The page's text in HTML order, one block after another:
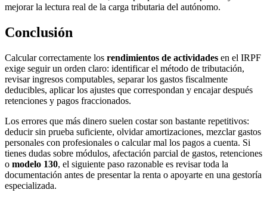
mejorar la lectura real de la carga tributaria del autónomo.
Conclusión
Calcular correctamente los rendimientos de actividades en el IRPF
exige seguir un orden claro: identificar el método de tributación,
revisar ingresos computables, separar los gastos fiscalmente
deducibles, aplicar los ajustes que correspondan y encajar después
retenciones y pagos fraccionados.
Los errores que más dinero suelen costar son bastante repetitivos:
deducir sin prueba suficiente, olvidar amortizaciones, mezclar gastos
personales con profesionales o calcular mal los pagos a cuenta. Si
tienes dudas sobre módulos, afectación parcial de gastos, retenciones
o modelo 130, el siguiente paso razonable es revisar toda la
documentación antes de presentar la renta o apoyarte en una gestoría
especializada.